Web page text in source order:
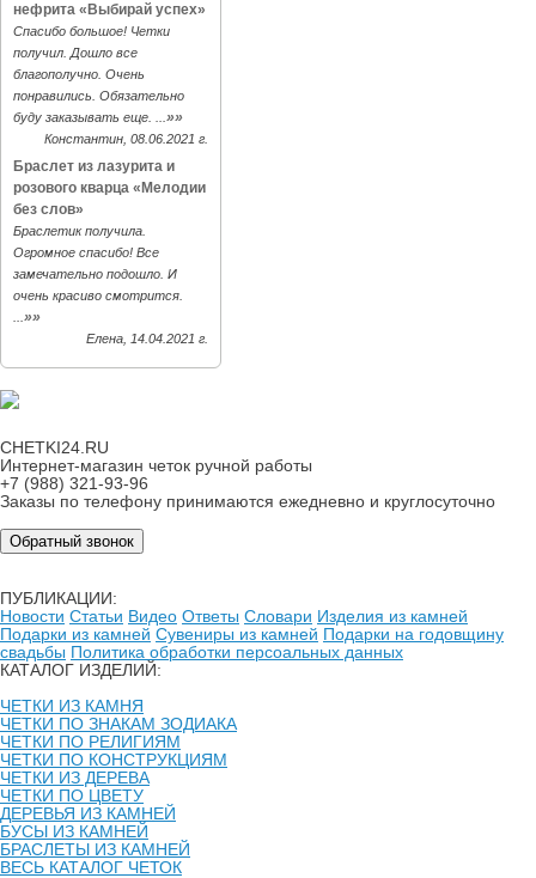
нефрита «Выбирай успех»
Спасибо большое! Четки
получил. Дошло все
благополучно. Очень
понравились. Обязательно
буду заказывать еще. ... »»
Константин, 08.06.2021 г.
Браслет из лазурита и
розового кварца «Мелодии
без слов»
Браслетик получила.
Огромное спасибо! Все
замечательно подошло. И
очень красиво смотрится.
»»
Елена, 14.04.2021 г.
CHETKI24.RU
Интернет-магазин четок ручной работы
+7 (988) 321-93-96
Заказы по телефону принимаются ежедневно и круглосуточно
Обратный звонок
ПУБЛИКАЦИИ:
Новости Статьи Видео Ответы Словари Изделия из камней
Подарки из камней Сувениры из камней Подарки на годовщину
свадьбы Политика обработки персоальных данных
КАТАЛОГ ИЗДЕЛИЙ:
ЧЕТКИ ИЗ КАМНЯ
ЧЕТКИ ПО ЗНАКАМ ЗОДИАКА
ЧЕТКИ ПО РЕЛИГИЯМ
ЧЕТКИ ПО КОНСТРУКЦИЯМ
ЧЕТКИ ИЗ ДЕРЕВА
ЧЕТКИ ПО ЦВЕТУ
ДЕРЕВЬЯ ИЗ КАМНЕЙ
БУСЫ ИЗ КАМНЕЙ
БРАСЛЕТЫ ИЗ КАМНЕЙ
ВЕСЬ КАТАЛОГ ЧЕТОК